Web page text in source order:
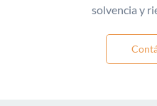
solvencia y